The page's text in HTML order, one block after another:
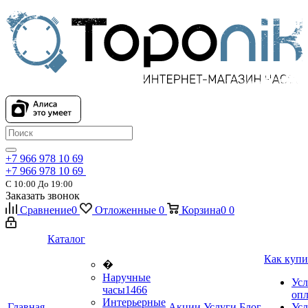
+7 966 978 10 69
+7 966 978 10 69
С 10:00 До 19:00
Заказать звонок
Сравнение0 Отложенные 0 Корзина0 0
Каталог
�
Наручные
часы1466
Интерьерные
Как